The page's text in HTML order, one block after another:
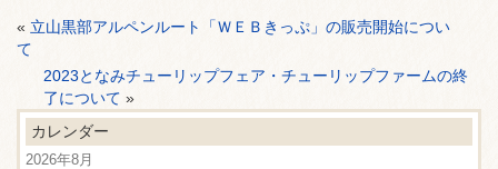
« 立山黒部アルペンルート「ＷＥＢきっぷ」の販売開始につい
て
2023となみチューリップフェア・チューリップファームの終
了について »
カレンダー
2026年8月